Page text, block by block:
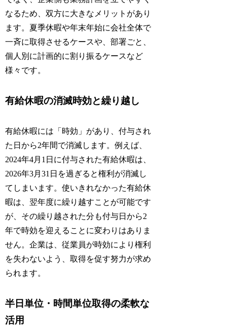
なるため、双方に大きなメリットがあり
ます。夏季休暇や年末年始に会社全体で
一斉に取得させるケースや、部署ごと、
個人別に計画的に割り振るケースなど
様々です。
有給休暇の消滅時効と繰り越し
有給休暇には「時効」があり、付与され
た日から2年間で消滅します。例えば、
2024年4月1日に付与された有給休暇は、
2026年3月31日を過ぎると権利が消滅し
てしまいます。使いきれなかった有給休
暇は、翌年度に繰り越すことが可能です
が、その繰り越された分も付与日から2
年で時効を迎えることに変わりはありま
せん。企業は、従業員が時効により権利
を失わないよう、取得を促す努力が求め
られます。
半日単位・時間単位取得の柔軟な
活用